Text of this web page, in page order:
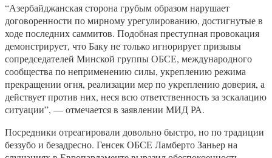
“Азербайджанская сторона грубым образом нарушает
договоренности по мирному урегулированию, достигнутые в
ходе последних саммитов. Подобная преступная провокация
демонстрирует, что Баку не только игнорирует призывы
сопредседателей Минской группы ОБСЕ, международного
сообщества по неприменению силы, укреплению режима
прекращении огня, реализации мер по укреплению доверия, а
действует против них, неся всю ответственность за эскалацию
ситуации”, — отмечается в заявлении МИД РА.
Посредники отреагировали довольно быстро, но по традиции
беззубо и безадресно. Генсек ОБСЕ Ламберто Заньер на